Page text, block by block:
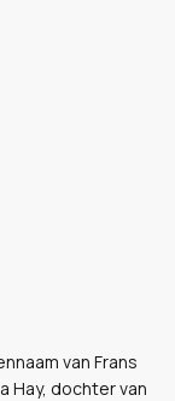
van Frans
Hay, dochter van